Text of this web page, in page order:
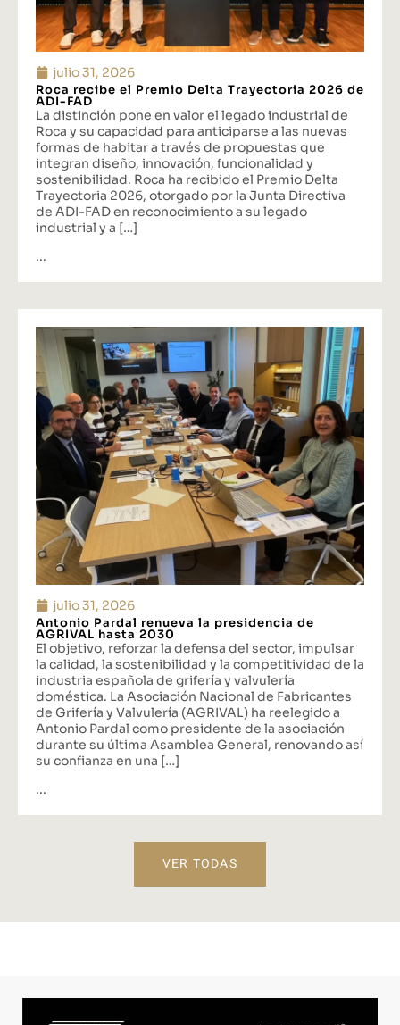
julio 31, 2026
Roca recibe el Premio Delta Trayectoria 2026 de
ADI-FAD
La distinción pone en valor el legado industrial de
Roca y su capacidad para anticiparse a las nuevas
formas de habitar a través de propuestas que
integran diseño, innovación, funcionalidad y
sostenibilidad. Roca ha recibido el Premio Delta
Trayectoria 2026, otorgado por la Junta Directiva
de ADI-FAD en reconocimiento a su legado
industrial y a […]
...
julio 31, 2026
Antonio Pardal renueva la presidencia de
AGRIVAL hasta 2030
El objetivo, reforzar la defensa del sector, impulsar
la calidad, la sostenibilidad y la competitividad de la
industria española de grifería y valvulería
doméstica. La Asociación Nacional de Fabricantes
de Grifería y Valvulería (AGRIVAL) ha reelegido a
Antonio Pardal como presidente de la asociación
durante su última Asamblea General, renovando así
su confianza en una […]
...
VER TODAS